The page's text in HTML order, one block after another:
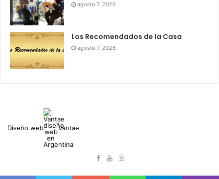
agosto 7, 2026
Los Recomendados de la Casa
agosto 7, 2026
Diseño web Vantae